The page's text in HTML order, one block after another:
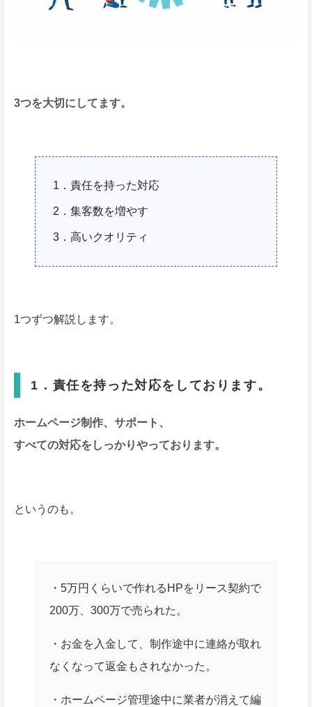
3つを大切にしてます。
1．責任を持った対応
2．集客数を増やす
3．高いクオリティ
1つずつ解説します。
1．責任を持った対応をしております。
ホームページ制作、サポート、
すべての対応を しっかりやっております。
というのも。
・5万円くらいで作れるHPをリース契約で
200万、300万で売られた。
・お金を入金して、制作途中に連絡が取れ
なくなって返金もされなかった。
・ホームページ管理途中に業者が消えて編